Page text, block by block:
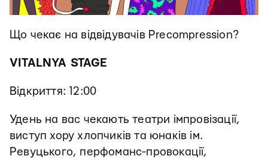
Що чекає на відвідувачів Precompression?
VITALNYA STAGE
Відкриття: 12:00
Удень на вас чекають театри імпровізації,
виступ хору хлопчиків та юнаків ім.
Ревуцького, перфоманс-провокації,